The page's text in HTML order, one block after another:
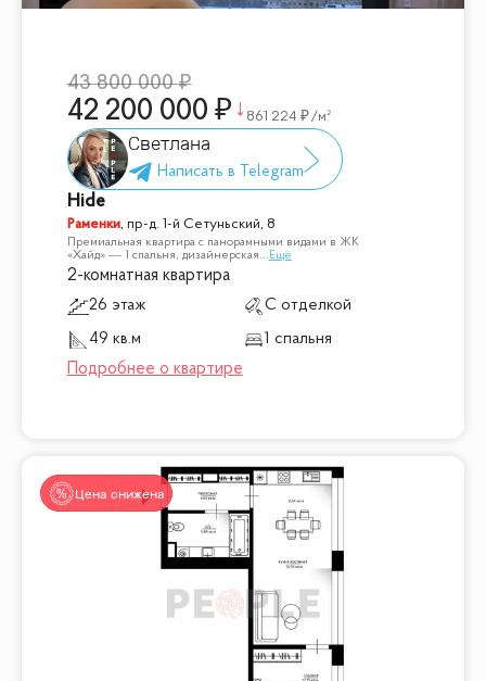
43 800 000
42 200 000 861 224 /м²
Светлана
Hide
Раменки, пр-д. 1-й Сетуньский, 8
Премиальная квартира с панорамными видами в ЖК
«Хайд» — 1 спальня, дизайнерская... Ещё
2-комнатная квартира
26 этаж
С отделкой
49 кв.м
1 спальня
Цена снижена